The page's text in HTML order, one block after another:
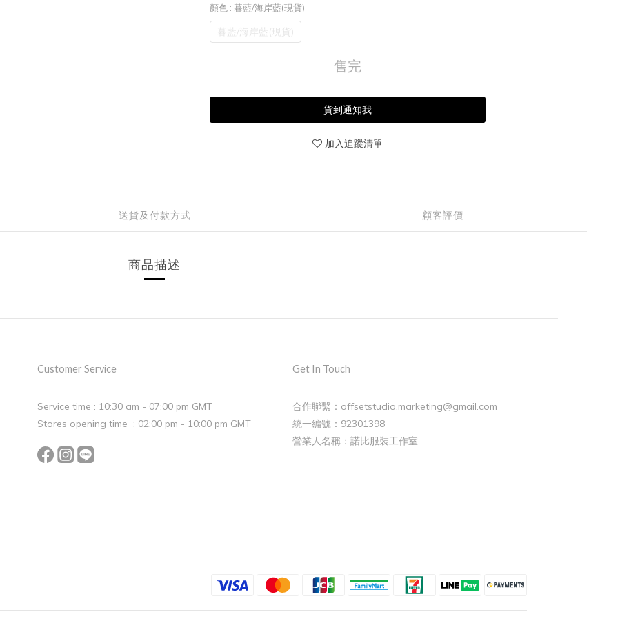
顏色 : 暮藍/海岸藍(現貨)
暮藍/海岸藍(現貨)
售完
貨到通知我
加入追蹤清單
送貨及付款方式 顧客評價
商品描述
Customer Service
Service time : 10:30 am - 07:00 pm GMT
Stores opening time : 02:00 pm - 10:00 pm GMT
Get In Touch
合作聯繫：offsetstudio.marketing@gmail.com
統一編號：92301398
營業人名稱：諾比服裝工作室